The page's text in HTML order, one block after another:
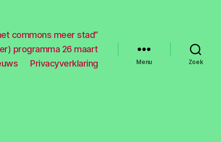
commons meer stad”
programma 26 maart
Privacyverklaring Menu Zoek